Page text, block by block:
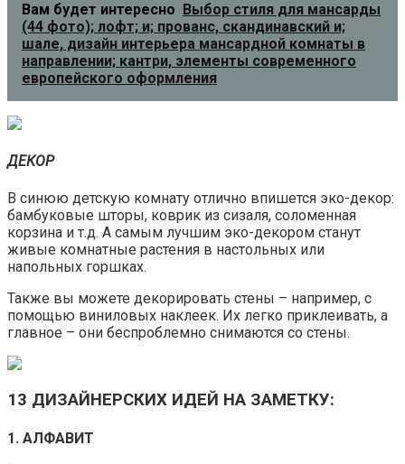
Вам будет интересно Выбор стиля для мансарды
(44 фото); лофт; и; прованс, скандинавский и;
шале, дизайн интерьера мансардной комнаты в
направлении; кантри, элементы современного
европейского оформления
ДЕКОР
В синюю детскую комнату отлично впишется эко-декор:
бамбуковые шторы, коврик из сизаля, соломенная
корзина и т.д. А самым лучшим эко-декором станут
живые комнатные растения в настольных или
напольных горшках.
Также вы можете декорировать стены – например, с
помощью виниловых наклеек. Их легко приклеивать, а
главное – они беспроблемно снимаются со стены.
13 ДИЗАЙНЕРСКИХ ИДЕЙ НА ЗАМЕТКУ:
1. АЛФАВИТ